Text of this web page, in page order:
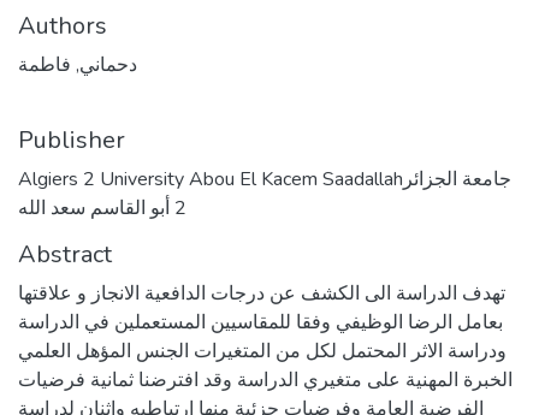
Authors
دحماني, فاطمة
Publisher
Algiers 2 University Abou El Kacem Saadallahجامعة الجزائر
2 أبو القاسم سعد الله
Abstract
تهدف الدراسة الى الكشف عن درجات الدافعية الانجاز و علاقتها
بعامل الرضا الوظيفي وفقا للمقاسيين المستعملين في الدراسة
ودراسة الاثر المحتمل لكل من المتغيرات الجنس المؤهل العلمي
الخبرة المهنية على متغيري الدراسة وقد افترضنا ثمانية فرضيات
الفرضية العامة وفرضيات جزئية منها ارتباطيه واثنان لدراسة